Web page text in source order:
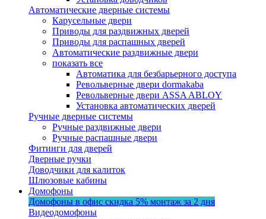
Автоматические дверные системы
Карусельные двери
Приводы для раздвижных дверей
Приводы для распашных дверей
Автоматические раздвижные двери
показать все
Автоматика для безбарьерного доступа
Револьверные двери dormakaba
Револьверные двери ASSA ABLOY
Установка автоматических дверей
Ручные дверные системы
Ручные раздвижные двери
Ручные распашные двери
Фитинги для дверей
Дверные ручки
Доводчики для калиток
Шлюзовые кабины
Домофоны
Домофоны в офис скидка 5% монтаж за 2 дня
Видеодомофоны